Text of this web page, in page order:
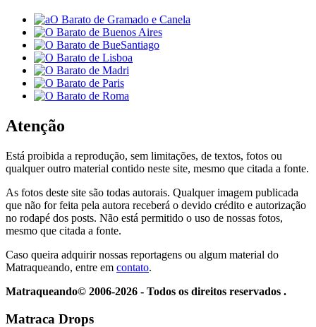
Atenção
Está proibida a reprodução, sem limitações, de textos, fotos ou
qualquer outro material contido neste site, mesmo que citada a fonte.
As fotos deste site são todas autorais. Qualquer imagem publicada
que não for feita pela autora receberá o devido crédito e autorização
no rodapé dos posts. Não está permitido o uso de nossas fotos,
mesmo que citada a fonte.
Caso queira adquirir nossas reportagens ou algum material do
Matraqueando, entre em contato.
Matraqueando© 2006-2026 - Todos os direitos reservados .
Matraca Drops